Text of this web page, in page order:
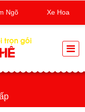
trọn gói
Ngõ Xe Hoa